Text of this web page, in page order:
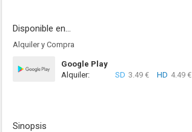
Disponible en...
Alquiler y Compra
Google Play
Alquiler:
SD 3.49 € HD 4.49 €
Sinopsis